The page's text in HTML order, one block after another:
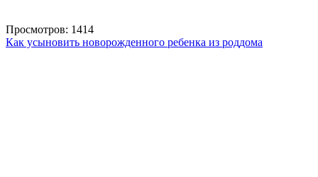
Просмотров: 1414
Как усыновить новорожденного ребенка из роддома